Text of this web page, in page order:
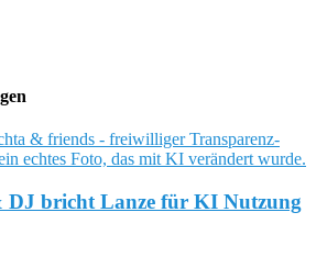
DJ bricht Lanze für KI Nutzung